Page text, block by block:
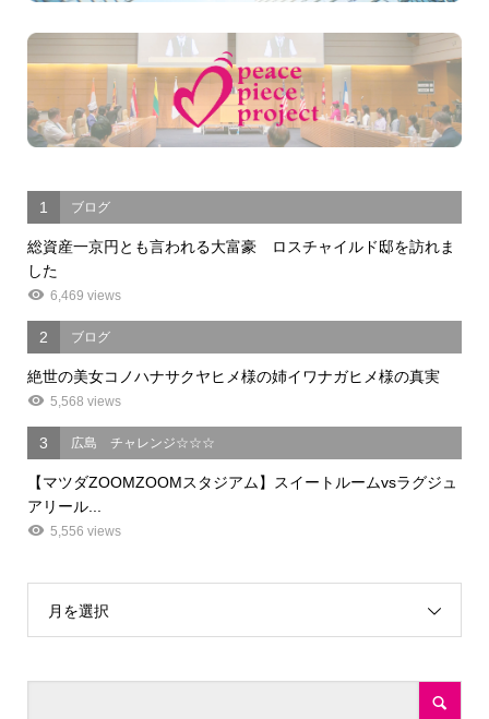
1 ブログ
総資産一京円とも言われる大富豪 ロスチャイルド邸を訪れま
した
6,469 views
2 ブログ
絶世の美女コノハナサクヤヒメ様の姉イワナガヒメ様の真実
5,568 views
3 広島 チャレンジ☆☆☆
【マツダZOOMZOOMスタジアム】スイートルームvsラグジュ
アリール...
5,556 views
月を選択